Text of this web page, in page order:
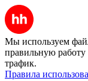
Мы используем
правильную работу
трафик.
Правила